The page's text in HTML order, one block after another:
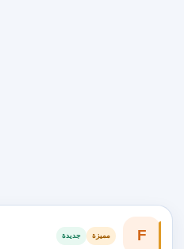
F مميزة جديدة